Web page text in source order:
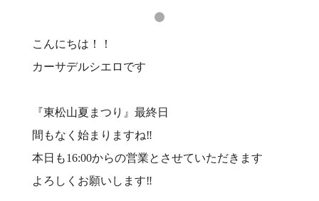
こんにちは！！
カーサデルシエロです
『東松山夏まつり』最終日
間もなく始まりますね‼️
本日も16:00からの営業とさせていただきます
よろしくお願いします‼️